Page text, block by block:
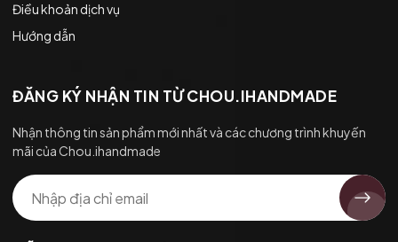
Điều khoản dịch vụ
Hướng dẫn
ĐĂNG KÝ NHẬN TIN TỪ CHOU.IHANDMADE
Nhận thông tin sản phẩm mới nhất và các chương trình khuyến
mãi của Chou.ihandmade